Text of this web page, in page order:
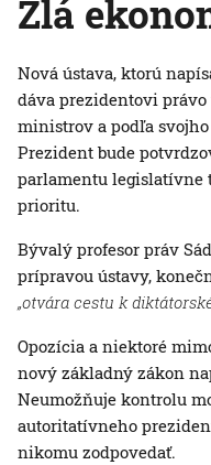
Zlá
Nová ústava, ktorú
dáva prezidentovi
ministrov a podľa
Prezident bude
parlamentu legislatívne
prioritu.
Bývalý profesor práv
prípravou ústavy,
„otvára cestu k
Opozícia a niektoré
nový základný zákon
Neumožňuje kontrolu
autoritatívneho
nikomu zodpovedať.